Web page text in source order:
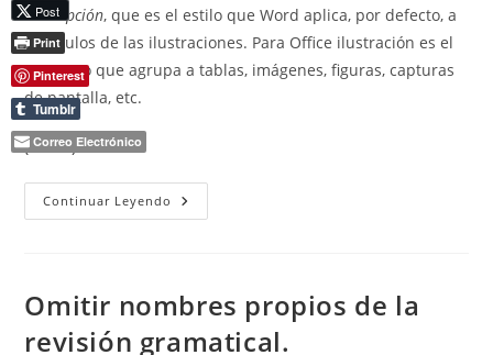
Descripción, que es el estilo que Word aplica, por defecto, a
los títulos de las ilustraciones. Para Office ilustración es el
concepto que agrupa a tablas, imágenes, figuras, capturas
de pantalla, etc.
(más…)
Continuar Leyendo Tabla
De
(Título
De
Ilustración)
Omitir nombres propios de la
revisión gramatical.
Post
Print
Pinterest
Tumblr
Correo Electrónico